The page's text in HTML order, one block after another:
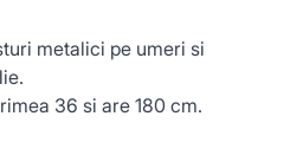
metalici pe umeri si
36 si are 180 cm.